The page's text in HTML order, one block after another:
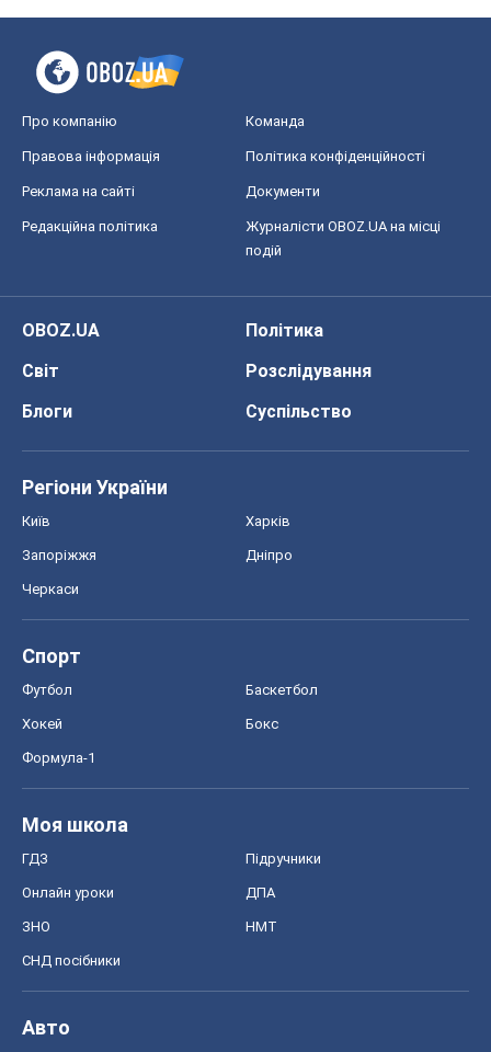
Про компанію Команда
Правова інформація Політика конфіденційності
Реклама на сайті Документи
Редакційна політика
Журналісти OBOZ.UA на місці
подій
OBOZ.UA
Політика
Світ
Розслідування
Блоги
Суспільство
Регіони України
Київ Харків
Запоріжжя Дніпро
Черкаси
Спорт
Футбол Баскетбол
Хокей Бокс
Формула-1
Моя школа
ГДЗ Підручники
Онлайн уроки ДПА
ЗНО НМТ
СНД посібники
Авто